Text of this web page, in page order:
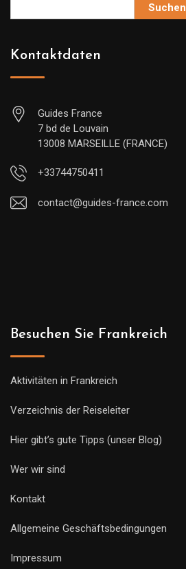
Suchen
Kontaktdaten
Guides France
7 bd de Louvain
13008 MARSEILLE (FRANCE)
+33744750411
contact@guides-france.com
Besuchen Sie Frankreich
Aktivitäten in Frankreich
Verzeichnis der Reiseleiter
Hier gibt’s gute Tipps (unser Blog)
Wer wir sind
Kontakt
Allgemeine Geschäftsbedingungen
Impressum